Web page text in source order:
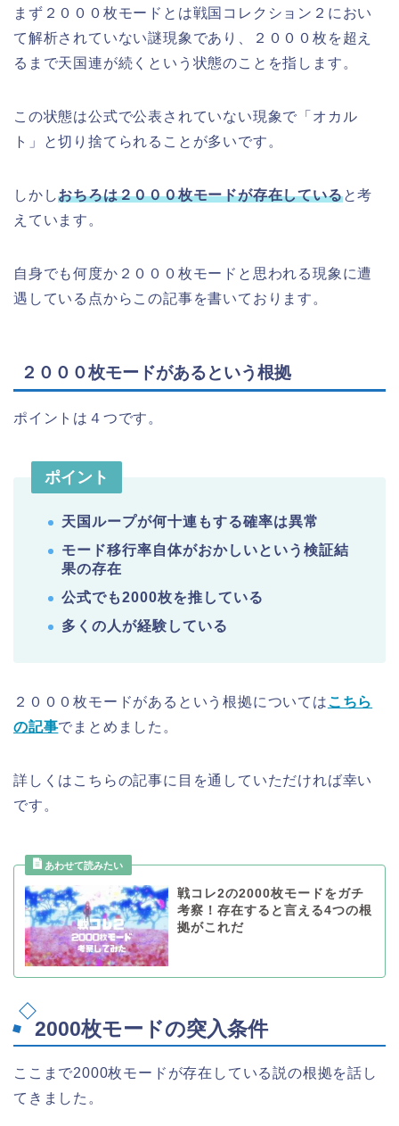
まず２０００枚モードとは戦国コレクション２におい
て解析されていない謎現象であり、２０００枚を超え
るまで天国連が続くという状態のことを指します。
この状態は公式で公表されていない現象で「オカル
ト」と切り捨てられることが多いです。
しかしおちろは２０００枚モードが存在していると考
えています。
自身でも何度か２０００枚モードと思われる現象に遭
遇している点からこの記事を書いております。
２０００枚モードがあるという根拠
ポイントは４つです。
ポイント
天国ループが何十連もする確率は異常
モード移行率自体がおかしいという検証結
果の存在
公式でも2000枚を推している
多くの人が経験している
２０００枚モードがあるという根拠についてはこちら
の記事でまとめました。
詳しくはこちらの記事に目を通していただければ幸い
です。
戦コレ2の2000枚モードをガチ
考察！存在すると言える4つの根
拠がこれだ
2000枚モードの突入条件
ここまで2000枚モードが存在している説の根拠を話し
てきました。